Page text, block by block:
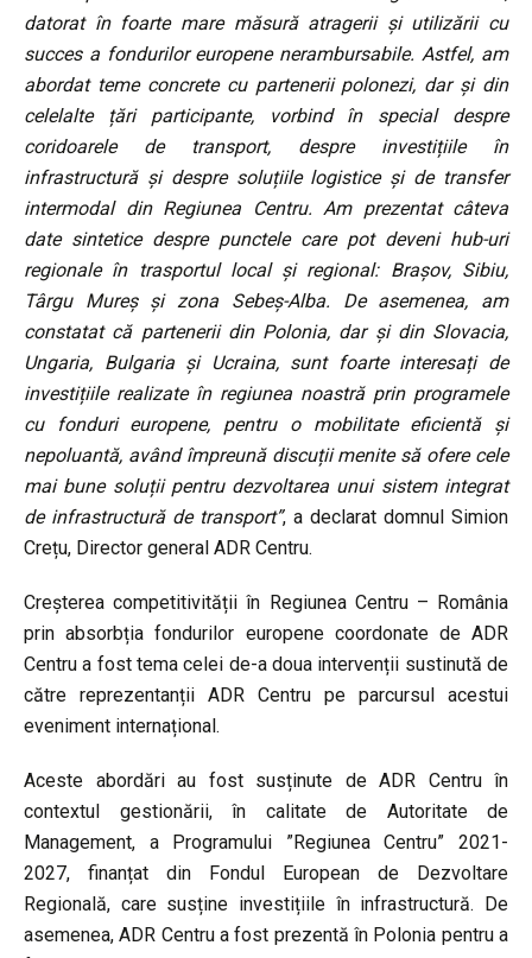
datorat în foarte mare măsură atragerii și utilizării cu
succes a fondurilor europene nerambursabile.Astfel, am
abordat teme concrete cu partenerii polonezi, dar și din
celelalte țări participante, vorbind în special despre
coridoarele de transport, despre investițiile în
infrastructură și despre soluțiile logistice și de transfer
intermodal din Regiunea Centru. Am prezentat câteva
date sintetice despre punctele care pot deveni hub-uri
regionale în trasportul local și regional: Brașov, Sibiu,
Târgu Mureș și zona Sebeș-Alba. De asemenea, am
constatat că partenerii din Polonia, dar și din Slovacia,
Ungaria, Bulgaria și Ucraina, sunt foarte interesați de
investițiile realizate în regiunea noastră prin programele
cu fonduri europene, pentru o mobilitate eficientă și
nepoluantă, având împreună discuții menite să ofere cele
mai bune soluții pentru dezvoltarea unui sistem integrat
de infrastructură de transport”, a declarat domnul Simion
Crețu, Director general ADR Centru.
Creșterea competitivității în Regiunea Centru – România
prin absorbția fondurilor europene coordonate de ADR
Centru a fost tema celei de-a doua intervenții sustinută de
către reprezentanții ADR Centru pe parcursul acestui
eveniment internațional.
Aceste abordări au fost susținute de ADR Centru în
contextul gestionării, în calitate de Autoritate de
Management, a Programului ”Regiunea Centru” 2021-
2027, finanțat din Fondul European de Dezvoltare
Regională, care susține investițiile în infrastructură. De
asemenea, ADR Centru a fost prezentă în Polonia pentru a